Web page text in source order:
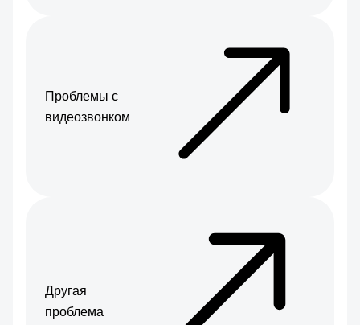
Проблемы с
видеозвонком
Другая
проблема